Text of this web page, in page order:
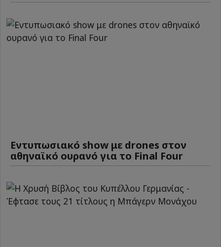
Εντυπωσιακό show με drones στον
αθηναϊκό ουρανό για το Final Four